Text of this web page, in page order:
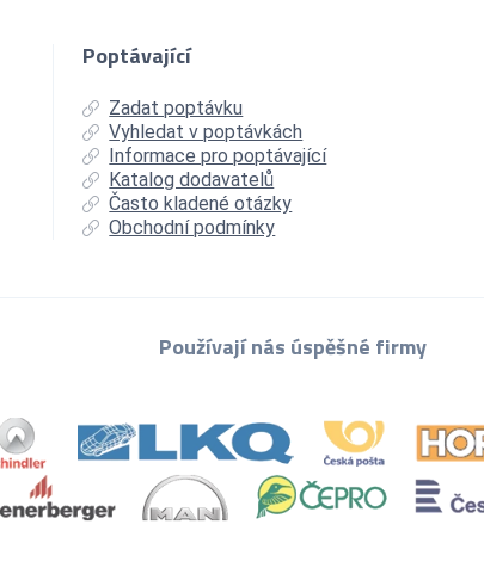
Poptávající
Zadat poptávku
Vyhledat v poptávkách
Informace pro poptávající
Katalog dodavatelů
Často kladené otázky
Obchodní podmínky
Používají nás úspěšné firmy